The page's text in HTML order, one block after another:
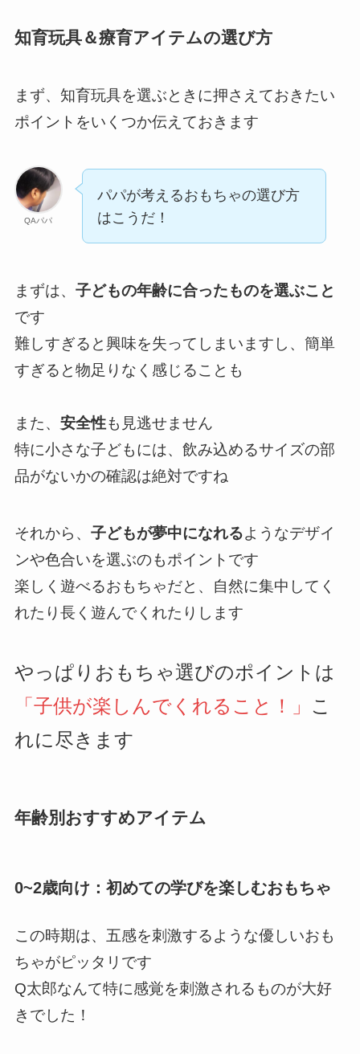
知育玩具＆療育アイテムの選び方
まず、知育玩具を選ぶときに押さえておきたい
ポイントをいくつか伝えておきます
QAパパ
パパが考えるおもちゃの選び方
はこうだ！
まずは、 子どもの年齢に合ったものを選ぶこと
です
難しすぎると興味を失ってしまいますし、簡単
すぎると物足りなく感じることも
また、 安全性も見逃せません
特に小さな子どもには、飲み込めるサイズの部
品がないかの確認は絶対ですね
それから、 子どもが夢中になれるようなデザイ
ンや色合いを選ぶのもポイントです
楽しく遊べるおもちゃだと、自然に集中してく
れたり長く遊んでくれたりします
やっぱりおもちゃ選びのポイントは
「子供が楽しんでくれること！」
こ
れに尽きます
年齢別おすすめアイテム
0~2歳向け：初めての学びを楽しむおもちゃ
この時期は、五感を刺激するような優しいおも
ちゃがピッタリです
Q太郎なんて特に感覚を刺激されるものが大好
きでした！